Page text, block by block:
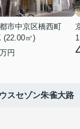
市中京区橋西町
(22.00㎡)
万円
スセゾン朱雀大路